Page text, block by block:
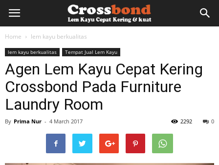
lemkayu.net
Lem
Home lem kayu berkualitas
lem kayu berkualitas Tempat Jual Lem Kayu
Agen Lem Kayu Cepat Kering
Crossbond Pada Furniture
Laundry Room
By Prima Nur - 4 March 2017 0
2292